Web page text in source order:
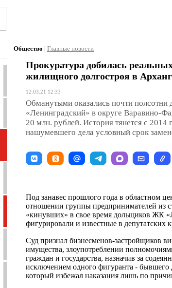
Общество | Главные новости
Прокуратура добилась
жилищного долгостроя в
12.03.21 12:33
Обманутыми оказались почти
«Ленинградский» в округе Варавино-
20 млн. рублей. История тянется с 2014
нашумевшего дела условный срок
Под занавес прошлого года в областном
отношении группы предпринимателей из
«кинувших» в свое время дольщиков ЖК
фигурировали и известные в депутатских
Суд признал бизнесменов-застройщиков
имущества, злоупотреблении
граждан и государства, назначив за
исключением одного фигуранта - бывшего
который избежал наказания лишь по